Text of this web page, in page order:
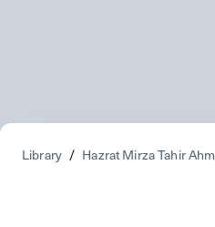
Library / Hazrat Mirza Tahir